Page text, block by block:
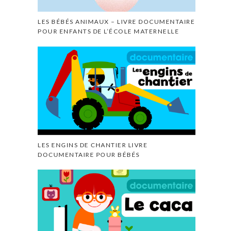
LES BÉBÉS ANIMAUX – LIVRE DOCUMENTAIRE
POUR ENFANTS DE L’ÉCOLE MATERNELLE
LES ENGINS DE CHANTIER LIVRE
DOCUMENTAIRE POUR BÉBÉS